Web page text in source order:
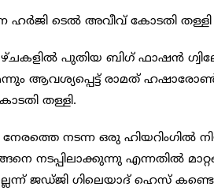
ഹര്‍ജി ടെല്‍ അവീവ് കോടതി തള്ളി
പുതിയ ബിഗ് ഫാഷന്‍
ആവശ്യപ്പെട്ട് രാമത്
തള്ളി.
നടന്ന ഒരു ഹിയറിംഗില്‍
നടപ്പിലാക്കുന്നു എന്നതില്‍
ജഡ്ജി ഗിലെയാദ് ഹെസ്